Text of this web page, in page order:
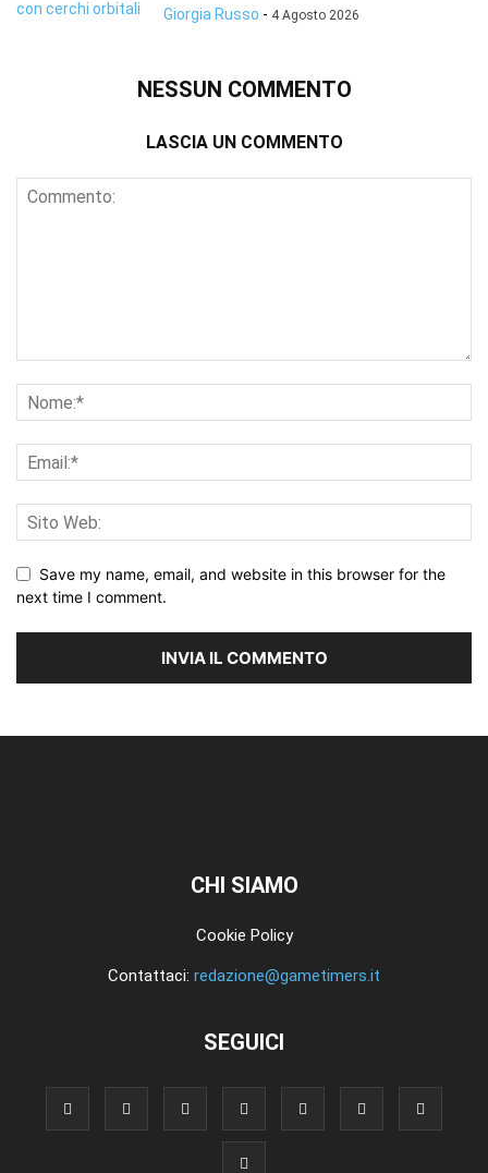
Giorgia Russo - 4 Agosto 2026
NESSUN COMMENTO
LASCIA UN COMMENTO
Save my name, email, and website in this browser for the
next time I comment.
CHI SIAMO
Cookie Policy
Contattaci: redazione@gametimers.it
SEGUICI